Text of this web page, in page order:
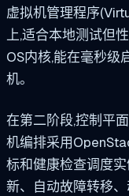
虚拟机管理程序
上,适合本地测试但
OS内核,能在毫秒级
机。
在第二阶段,控制平
机编排采用
标和健康检查调度
新、自动故障转移